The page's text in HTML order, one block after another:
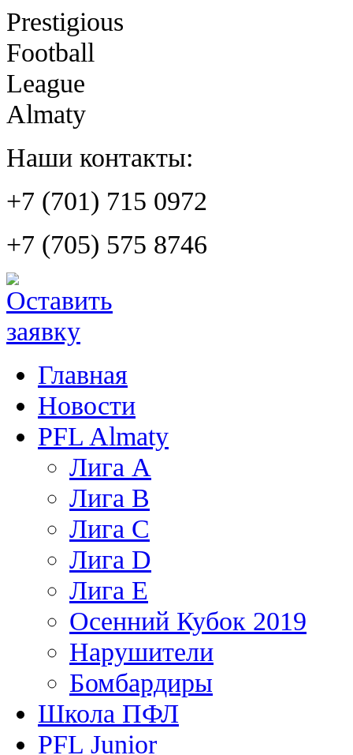
Prestigious
Football
League
Almaty
Наши контакты:
+7 (701) 715 0972
+7 (705) 575 8746
Главная
Новости
PFL Almaty
Лига A
Лига В
Лига С
Лига D
Лига Е
Осенний Кубок 2019
Нарушители
Бомбардиры
Школа ПФЛ
PFL Junior